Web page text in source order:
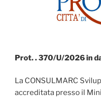
Prot. . 370/U/2026 in
La CONSULMARC
accreditata presso il